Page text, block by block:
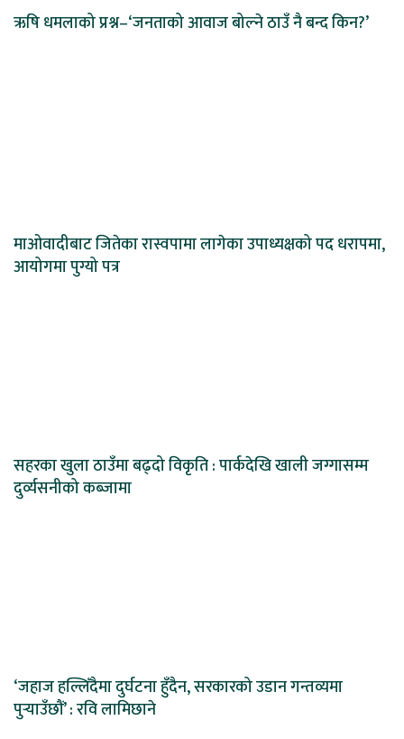
ऋषि धमलाको प्रश्न–‘जनताको आवाज बोल्ने ठाउँ नै बन्द किन?’
माओवादीबाट जितेका रास्वपामा लागेका उपाध्यक्षको पद धरापमा,
आयोगमा पुग्यो पत्र
सहरका खुला ठाउँमा बढ्दो विकृति : पार्कदेखि खाली जग्गासम्म
दुर्व्यसनीको कब्जामा
‘जहाज हल्लिँदैमा दुर्घटना हुँदैन, सरकारको उडान गन्तव्यमा
पुर्‍याउँछौं’ : रवि लामिछाने